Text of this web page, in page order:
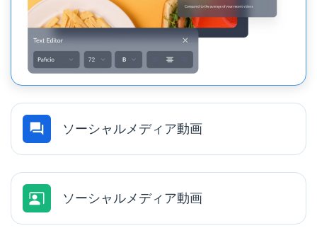
ソーシャルメディア動画
ソーシャルメディア動画